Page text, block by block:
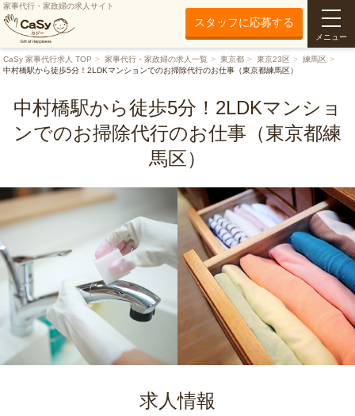
家事代行・家政婦の求人サイト
スタッフに応募する
メニュー
CaSy 家事代行求人 TOP 家事代行・家政婦の求人一覧 東京都 東京23区
練馬区
中村橋駅から徒歩5分！2LDKマンションでのお掃除代行のお仕事（東京都練馬区）
中村橋駅から徒歩5分！2LDKマンショ
ンでのお掃除代行のお仕事（東京都練
馬区）
求人情報